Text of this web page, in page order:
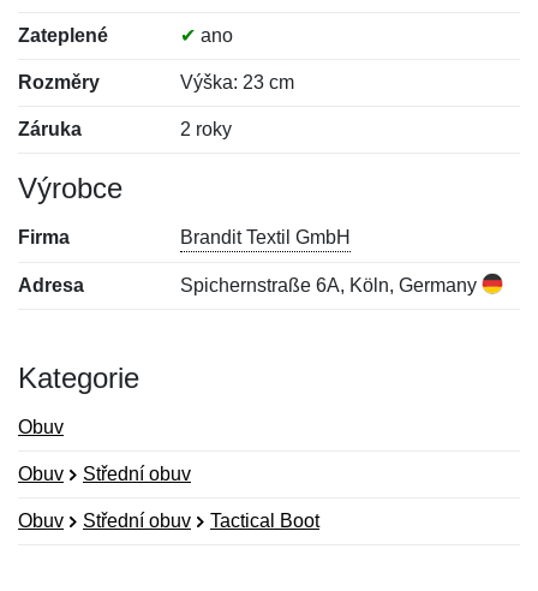
Zateplené ✔ ano
Rozměry Výška: 23 cm
Záruka 2 roky
Výrobce
Firma Brandit Textil GmbH
Adresa Spichernstraße 6A, Köln, Germany
Kategorie
Obuv
Obuv Střední obuv
Obuv Střední obuv Tactical Boot